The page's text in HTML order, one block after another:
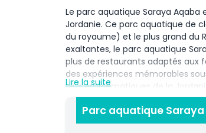
Le parc aquatique Saraya Aqaba
Jordanie. Ce parc aquatique de
du royaume) et le plus grand du
exaltantes, le parc aquatique
plus de restaurants adaptés aux
des expériences mémorables
plus emblématiques de la
Situé dans la belle ville côtière
expérience inoubliable pour
Lire la suite
Parc aquatique